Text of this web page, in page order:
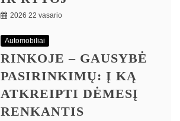
2026 22 vasario
Automobiliai
RINKOJE – GAUSYBĖ
PASIRINKIMŲ: Į KĄ
ATKREIPTI DĖMESĮ
RENKANTIS